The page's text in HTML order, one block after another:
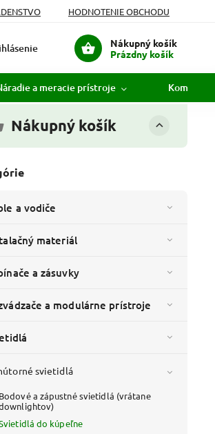
HODNOTENIE OBCHODU
Nákupný košík
Prázdny košík
a meracie prístroje
Nákupný košík
a vodiče
materiál
a zásuvky
a modulárne prístroje
svietidlá
Bodové a zápustné svietidlá (vrátane
do kúpeľne